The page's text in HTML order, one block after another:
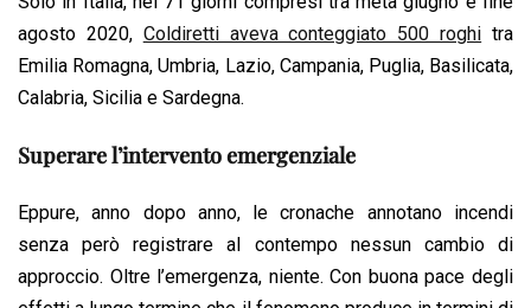
agosto 2020, Coldiretti aveva conteggiato 500 roghi tra
Emilia Romagna, Umbria, Lazio, Campania, Puglia, Basilicata,
Calabria, Sicilia e Sardegna.
Superare l’intervento emergenziale
Eppure, anno dopo anno, le cronache annotano incendi
senza però registrare al contempo nessun cambio di
approccio. Oltre l’emergenza, niente. Con buona pace degli